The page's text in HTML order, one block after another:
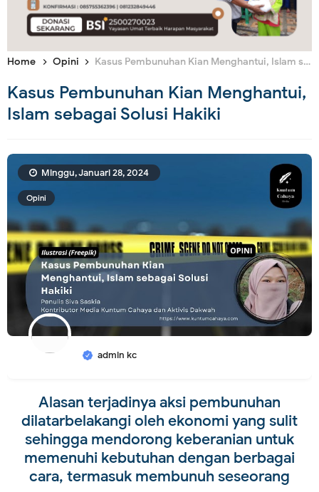
Home Opini Kasus Pembunuhan Kian Menghantui, Islam sebagai Solusi Hakiki
Kasus Pembunuhan Kian Menghantui,
Islam sebagai Solusi Hakiki
Opini
admin kc
Minggu, Januari 28, 2024
Alasan terjadinya aksi pembunuhan
dilatarbelakangi oleh ekonomi yang sulit
sehingga mendorong keberanian untuk
memenuhi kebutuhan dengan berbagai
cara, termasuk membunuh seseorang